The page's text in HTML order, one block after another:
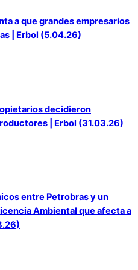
a que grandes empresarios
| Erbol (5.04.26)
decidieron
| Erbol (31.03.26)
entre Petrobras y un
Ambiental que afecta a